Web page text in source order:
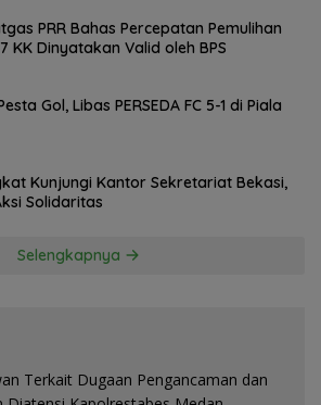
PRR Bahas Percepatan Pemulihan
KK Dinyatakan Valid oleh BPS
Gol, Libas PERSEDA FC 5-1 di Piala
Kunjungi Kantor Sekretariat Bekasi,
Solidaritas
Selengkapnya